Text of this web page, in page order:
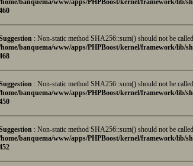
banquema/www/apps/PHPBoost/kernel/framework/lib/
: Non-static method SHA256::sum() should not be
banquema/www/apps/PHPBoost/kernel/framework/lib/
: Non-static method SHA256::sum() should not be
banquema/www/apps/PHPBoost/kernel/framework/lib/
: Non-static method SHA256::sum() should not be
banquema/www/apps/PHPBoost/kernel/framework/lib/